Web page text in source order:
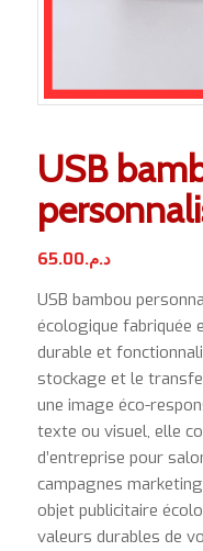
USB
د.م.65.00
USB bambou
écologique fabriquée
durable et
stockage et le
une image éco-
texte ou visuel, elle
d’entreprise pour
campagnes marketing
objet publicitaire
valeurs durables de